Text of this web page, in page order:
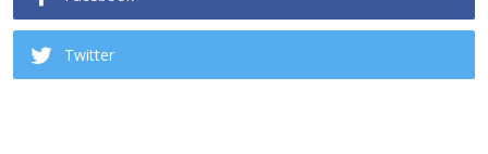
Twitter